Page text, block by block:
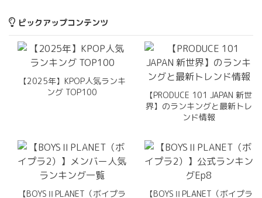
ピックアップコンテンツ
【2025年】KPOP人気ランキ
ング TOP100
【PRODUCE 101 JAPAN 新世
界】のランキングと最新トレ
ンド情報
【BOYSⅡPLANET（ボイプラ
【BOYSⅡPLANET（ボイプラ